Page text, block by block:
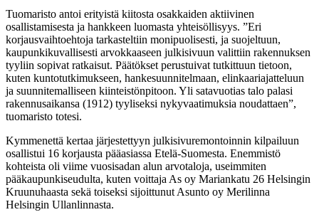
Tuomaristo antoi erityistä kiitosta osakkaiden aktiivinen
osallistamisesta ja hankkeen luomasta yhteisöllisyys. ”Eri
korjausvaihtoehtoja tarkasteltiin monipuolisesti, ja suojeltuun,
kaupunkikuvallisesti arvokkaaseen julkisivuun valittiin rakennuksen
tyyliin sopivat ratkaisut. Päätökset perustuivat tutkittuun tietoon,
kuten kuntotutkimukseen, hankesuunnitelmaan, elinkaariajatteluun
ja suunnitemalliseen kiinteistönpitoon. Yli satavuotias talo palasi
rakennusaikansa (1912) tyyliseksi nykyvaatimuksia noudattaen”,
tuomaristo totesi.
Kymmenettä kertaa järjestettyyn julkisivuremontoinnin kilpailuun
osallistui 16 korjausta pääasiassa Etelä-Suomesta. Enemmistö
kohteista oli viime vuosisadan alun arvotaloja, useimmiten
pääkaupunkiseudulta, kuten voittaja As oy Mariankatu 26 Helsingin
Kruunuhaasta sekä toiseksi sijoittunut Asunto oy Merilinna
Helsingin Ullanlinnasta.